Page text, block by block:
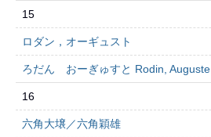
15
ロダン，オーギュスト
ろだん おーぎゅすと Rodin, Auguste
16
六角大壌／六角穎雄